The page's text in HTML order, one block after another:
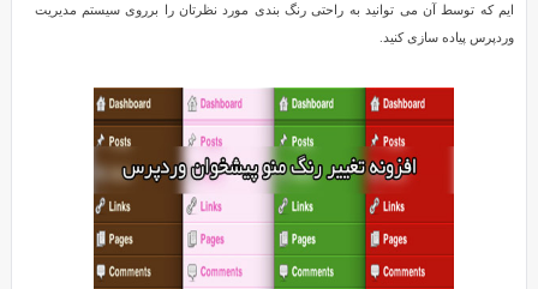
ایم که توسط آن می توانید به راحتی رنگ بندی مورد نظرتان را برروی سیستم مدیریت
وردپرس پیاده سازی کنید.